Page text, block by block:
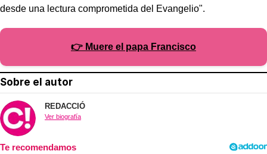
desde una lectura comprometida del Evangelio".
👉 Muere el papa Francisco
Sobre el autor
REDACCIÓ
Ver biografía